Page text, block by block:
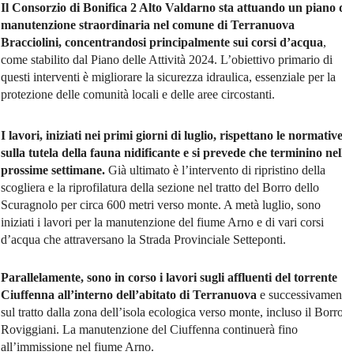
Il Consorzio di Bonifica 2 Alto Valdarno sta attuando un piano
manutenzione straordinaria nel comune di Terranuova
Bracciolini, concentrandosi principalmente sui corsi d’acqua,
come stabilito dal Piano delle Attività 2024. L’obiettivo primario di
questi interventi è migliorare la sicurezza idraulica, essenziale per la
protezione delle comunità locali e delle aree circostanti.
I lavori, iniziati nei primi giorni di luglio, rispettano le normative
sulla tutela della fauna nidificante e si prevede che terminino
prossime settimane. Già ultimato è l’intervento di ripristino della
scogliera e la riprofilatura della sezione nel tratto del Borro dello
Scuragnolo per circa 600 metri verso monte. A metà luglio, sono
iniziati i lavori per la manutenzione del fiume Arno e di vari corsi
d’acqua che attraversano la Strada Provinciale Setteponti.
Parallelamente, sono in corso i lavori sugli affluenti del torrente
Ciuffenna all’interno dell’abitato di Terranuova e
sul tratto dalla zona dell’isola ecologica verso monte, incluso il
Roviggiani. La manutenzione del Ciuffenna continuerà fino
all’immissione nel fiume Arno.